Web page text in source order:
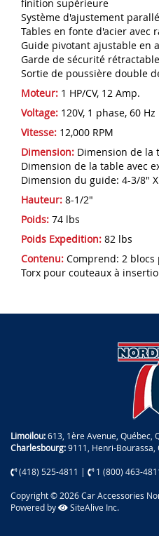
finition supérieure
Système d'ajustement
Tables en fonte d'acier avec
Guide pivotant ajustable en
Garde de sécurité
Sortie de poussière double
Moteur: 1 HP/CV, 12 Amp.
Voltage: 120V, 1 phase, 60 Hz
Vitesse: 12,000 RPM
Dimension: Dimension de la
Dimension de la table avec
Dimension du guide: 4-3/8"
Hauteur: 8-1/2"
Poids: 74 lbs
Poids Expedition: 82 lbs
Contenu: Comprend: 2
Torx pour couteaux à
Limoilou:613, 1ère Avenue, Québec,
Charlesbourg:9111, Henri-Bourassa,
(418) 525-4811 | 1 (800) 463-
Copyright © 2026 Car Accessories
Powered by
SiteAlive Inc.